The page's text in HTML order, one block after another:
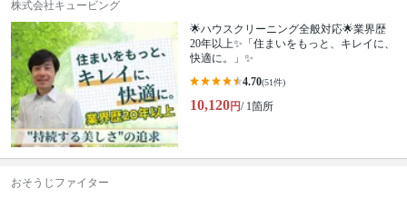
株式会社キュービング
🌟ハウスクリーニング全般対応🌟業界歴
20年以上✨「住まいをもっと、キレイに、
快適に。」✨
4.70(51件)
10,120円/ 1箇所
おそうじファイター